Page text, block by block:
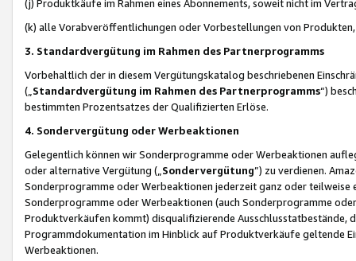
(j) Produktkäufe im Rahmen eines Abonnements, soweit nicht im
(k) alle Vorabveröffentlichungen oder Vorbestellungen von
3. Standardvergütung im Rahmen des Partnerprogramms
Vorbehaltlich der in diesem Vergütungskatalog beschriebenen
(„ Standardvergütung im Rahmen des Partnerprogramms“)
bestimmten Prozentsatzes der Qualifizierten Erlöse.
4. Sondervergütung oder Werbeaktionen
Gelegentlich können wir Sonderprogramme oder Werbeaktionen
oder alternative Vergütung („ Sondervergütung”) zu verdienen.
Sonderprogramme oder Werbeaktionen jederzeit ganz oder
Sonderprogramme oder Werbeaktionen (auch Sonderprogramme
Produktverkäufen kommt) disqualifizierende Ausschlusstatbestände,
Programmdokumentation im Hinblick auf Produktverkäufe geltende
Werbeaktionen.